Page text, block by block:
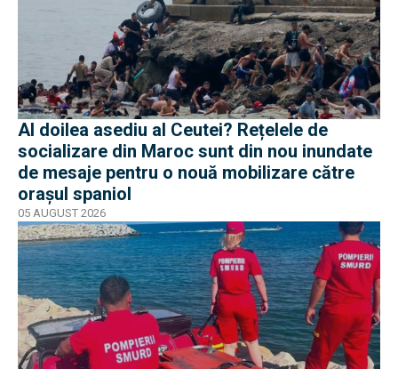
Al doilea asediu al Ceutei? Rețelele de
socializare din Maroc sunt din nou inundate
de mesaje pentru o nouă mobilizare către
orașul spaniol
05 AUGUST 2026